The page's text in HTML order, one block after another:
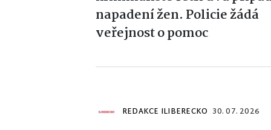
napadení žen. Policie žádá
veřejnost o pomoc
REDAKCE ILIBERECKO 30. 07. 2026